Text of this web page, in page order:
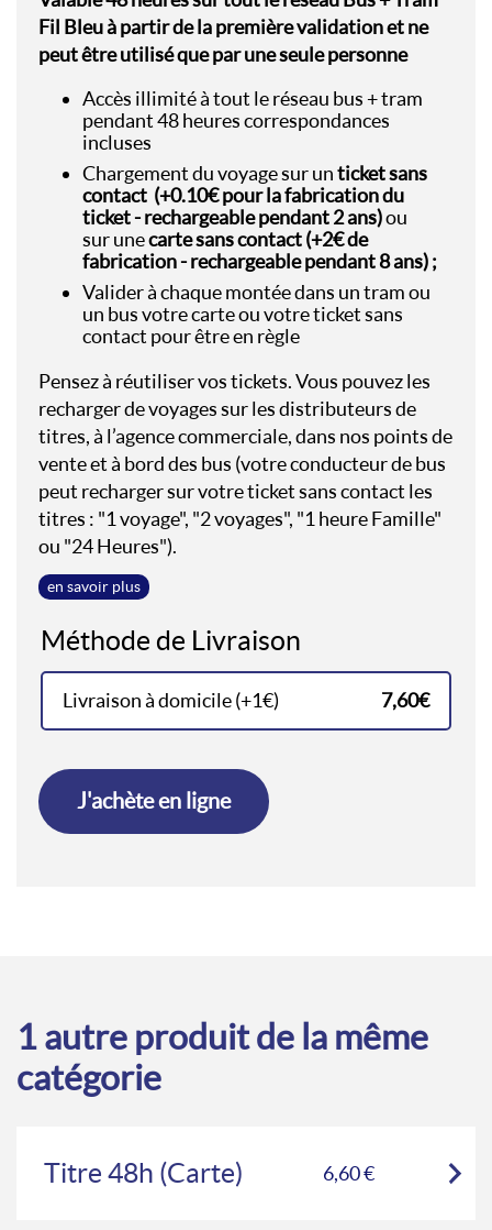
Fil Bleu à partir de la première validation et ne
peut être utilisé que par une seule personne
Accès illimité à tout le réseau bus + tram
pendant 48 heures correspondances
incluses
Chargement du voyage sur unticket sans
contact (+0.10€ pour la fabrication du
ticket - rechargeable pendant 2 ans)ou
sur unecarte sans contact (+2€ de
fabrication - rechargeable pendant 8 ans) ;
Valider à chaque montée dans un tram ou
un bus votre carte ou votre ticket sans
contact pour être en règle
Pensez à réutiliser vos tickets. Vous pouvez les
recharger de voyages sur les distributeurs de
titres, à l’agence commerciale, dans nos points de
vente et à bord des bus (votre conducteur de bus
peut recharger sur votre ticket sans contact les
titres : "1 voyage", "2 voyages", "1 heure Famille"
ou "24 Heures").
en savoir plus
Méthode de Livraison
Livraison à domicile (+1€) 7,60€
J'achète en ligne
1 autre produit de la même
catégorie
Titre 48h (Carte) 6,60 €